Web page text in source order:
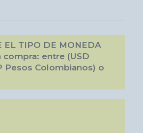
EL TIPO DE MONEDA
compra: entre (USD
Pesos Colombianos) o